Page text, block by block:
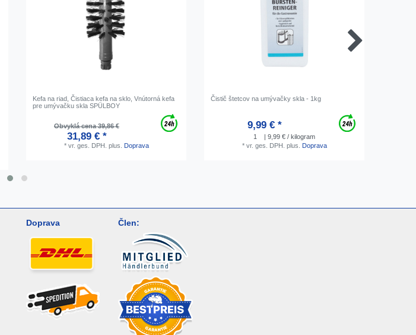
Kefa na riad, Čistiaca kefa na sklo, Vnútorná kefa
pre umývačku skla SPÜLBOY
Obvyklá cena 39,86 €
31,89 € *
* vr. ges. DPH. plus. Doprava
Čistič štetcov na umývačky skla - 1kg
9,99 € *
1
| 9,99 € / kilogram
* vr. ges. DPH. plus. Doprava
Doprava Člen: